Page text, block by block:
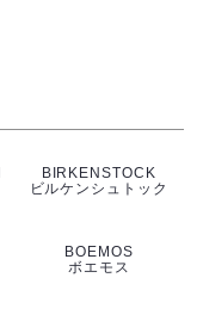
BIRKENSTOCK
ビルケンシュトック
BOEMOS
ボエモス